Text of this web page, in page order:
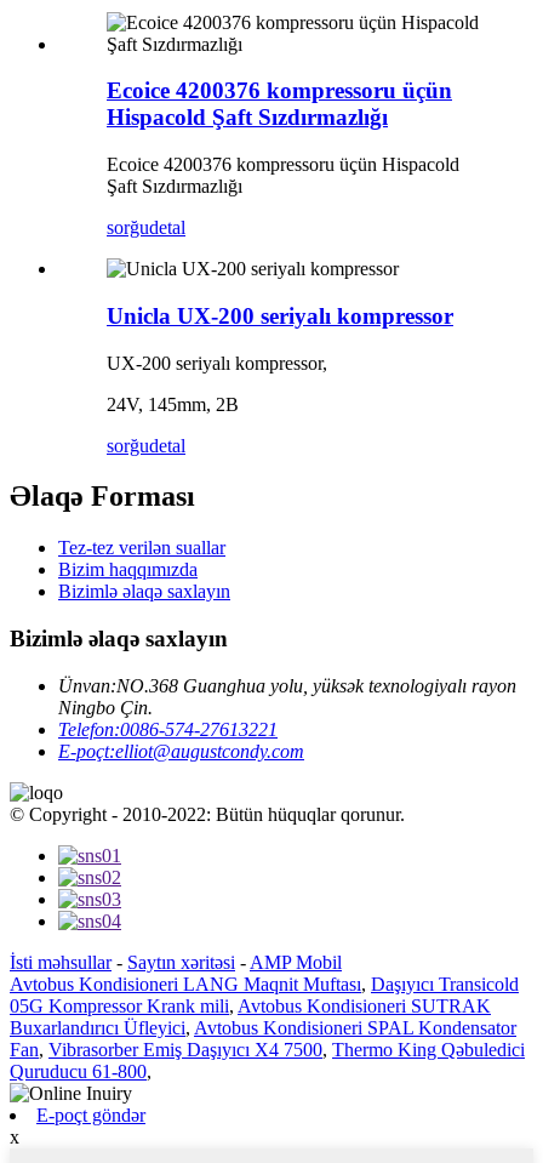
Ecoice 4200376 kompressoru üçün
Hispacold Şaft Sızdırmazlığı
Ecoice 4200376 kompressoru üçün Hispacold
Şaft Sızdırmazlığı
sorğudetal
Unicla UX-200 seriyalı kompressor
UX-200 seriyalı kompressor,
24V, 145mm, 2B
sorğudetal
Əlaqə Forması
Tez-tez verilən suallar
Bizim haqqımızda
Bizimlə əlaqə saxlayın
Bizimlə əlaqə saxlayın
Ünvan:NO.368 Guanghua yolu, yüksək texnologiyalı rayon
Ningbo Çin.
Telefon:0086-574-27613221
E-poçt:elliot@augustcondy.com
© Copyright - 2010-2022: Bütün hüquqlar qorunur.
İsti məhsullar- Saytın xəritəsi - AMP Mobil
Avtobus Kondisioneri LANG Maqnit Muftası, Daşıyıcı Transicold
05G Kompressor Krank mili, Avtobus Kondisioneri SUTRAK
Buxarlandırıcı Üfleyici, Avtobus Kondisioneri SPAL Kondensator
Fan, Vibrasorber Emiş Daşıyıcı X4 7500, Thermo King Qəbuledici
Quruducu 61-800,
E-poçt göndər
x